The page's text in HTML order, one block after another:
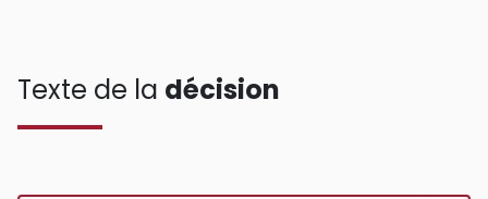
Texte de la décision